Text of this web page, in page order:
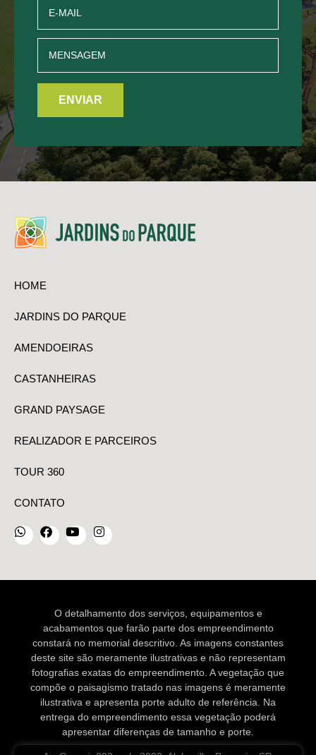
HOME
JARDINS DO PARQUE
AMENDOEIRAS
CASTANHEIRAS
GRAND PAYSAGE
REALIZADOR E PARCEIROS
TOUR 360
CONTATO
O detalhamento dos serviços, equipamentos e
acabamentos que farão parte dos empreendimento
constará no memorial descritivo. As imagens constantes
deste site são meramente ilustrativas e não representam
fotografias exatas do empreendimento. A vegetação que
compõe o paisagismo tratado nas imagens é meramente
ilustrativa e apresenta porte adulto de referência. Na
entrega do empreendimento essa vegetação poderá
apresentar diferenças de tamanho e porte.